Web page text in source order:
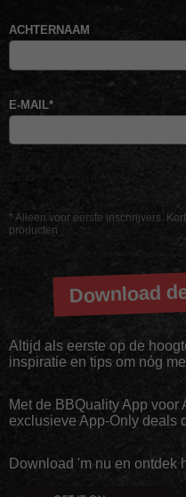
* Alleen voor eerste inschrijvers.
producten
ACHTERNAAM
E-MAIL*
Download
Altijd als eerste op de
inspiratie en tips om nóg
Met de BBQuality App
exclusieve App-Only deals
Download 'm nu en ontdek